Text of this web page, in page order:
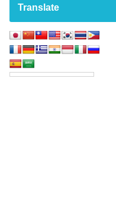
Translate